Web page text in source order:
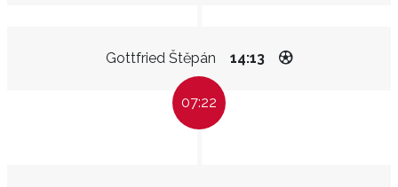
Gottfried Štěpán 14:13
07:22